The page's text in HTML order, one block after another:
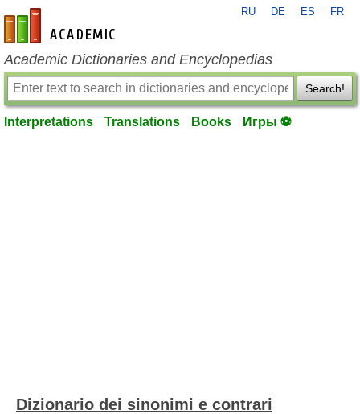
en-academic.com
RU DE ES FR
Academic Dictionaries and Encyclopedias
Search!
Interpretations Translations Books Игры ⚽
Dizionario dei sinonimi e contrari